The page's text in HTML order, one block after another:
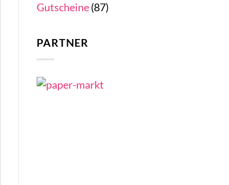
Gutscheine(87)
PARTNER